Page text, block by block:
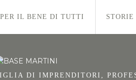
PER IL BENE DI TUTTI
DI IMPRENDITORI,